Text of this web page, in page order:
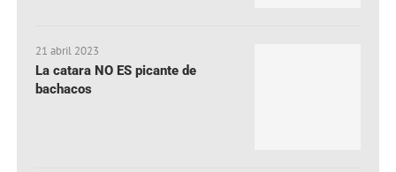
21 abril 2023
La catara NO ES picante de
bachacos